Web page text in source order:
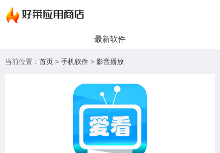
最新软件
当前位置： 首页 > 手机软件 > 影音播放